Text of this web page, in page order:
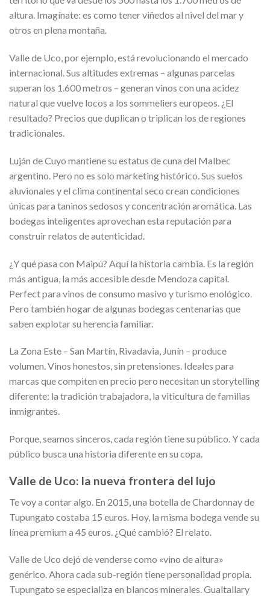
altura. Imagínate: es como tener viñedos al nivel del mar y
otros en plena montaña.
Valle de Uco, por ejemplo, está revolucionando el mercado
internacional. Sus altitudes extremas – algunas parcelas
superan los 1.600 metros – generan vinos con una acidez
natural que vuelve locos a los sommeliers europeos. ¿El
resultado? Precios que duplican o triplican los de regiones
tradicionales.
Luján de Cuyo mantiene su estatus de cuna del Malbec
argentino. Pero no es solo marketing histórico. Sus suelos
aluvionales y el clima continental seco crean condiciones
únicas para taninos sedosos y concentración aromática. Las
bodegas inteligentes aprovechan esta reputación para
construir relatos de autenticidad.
¿Y qué pasa con Maipú? Aquí la historia cambia. Es la región
más antigua, la más accesible desde Mendoza capital.
Perfect para vinos de consumo masivo y turismo enológico.
Pero también hogar de algunas bodegas centenarias que
saben explotar su herencia familiar.
La Zona Este – San Martín, Rivadavia, Junín – produce
volumen. Vinos honestos, sin pretensiones. Ideales para
marcas que compiten en precio pero necesitan un storytelling
diferente: la tradición trabajadora, la viticultura de familias
inmigrantes.
Porque, seamos sinceros, cada región tiene su público. Y cada
público busca una historia diferente en su copa.
Valle de Uco: la nueva frontera del lujo
Te voy a contar algo. En 2015, una botella de Chardonnay de
Tupungato costaba 15 euros. Hoy, la misma bodega vende su
línea premium a 45 euros. ¿Qué cambió? El relato.
Valle de Uco dejó de venderse como «vino de altura»
genérico. Ahora cada sub-región tiene personalidad propia.
Tupungato se especializa en blancos minerales. Gualtallary